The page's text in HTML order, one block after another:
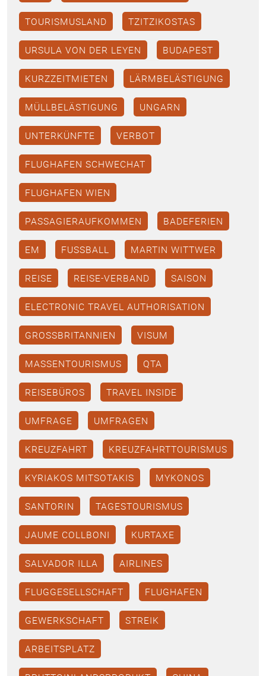
TOURISMUSLAND TZITZIKOSTAS
URSULA VON DER LEYEN BUDAPEST
KURZZEITMIETEN LÄRMBELÄSTIGUNG
MÜLLBELÄSTIGUNG UNGARN
UNTERKÜNFTE VERBOT
FLUGHAFEN SCHWECHAT
FLUGHAFEN WIEN
PASSAGIERAUFKOMMEN BADEFERIEN
EM FUSSBALL MARTIN WITTWER
REISE REISE-VERBAND SAISON
ELECTRONIC TRAVEL AUTHORISATION
GROSSBRITANNIEN VISUM
MASSENTOURISMUS QTA
REISEBÜROS TRAVEL INSIDE
UMFRAGE UMFRAGEN
KREUZFAHRT KREUZFAHRTTOURISMUS
KYRIAKOS MITSOTAKIS MYKONOS
SANTORIN TAGESTOURISMUS
JAUME COLLBONI KURTAXE
SALVADOR ILLA AIRLINES
FLUGGESELLSCHAFT FLUGHAFEN
GEWERKSCHAFT STREIK
ARBEITSPLATZ